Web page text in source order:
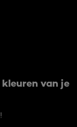
van je